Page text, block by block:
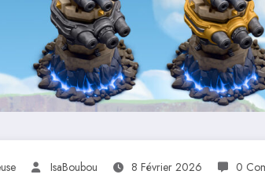
IsaBoubou 8 Février 2026 0